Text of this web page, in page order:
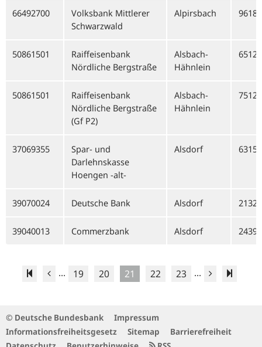
66492700
Volksbank Mittlerer
Schwarzwald
Alpirsbach 96186
50861501
Raiffeisenbank
Nördliche Bergstraße
Alsbach-
Hähnlein
65128
50861501
Raiffeisenbank
Nördliche Bergstraße
(Gf P2)
Alsbach-
Hähnlein
75128
37069355
Spar- und
Darlehnskasse
Hoengen -alt-
Alsdorf 63159
39070024 Deutsche Bank Alsdorf 21320
39040013 Commerzbank Alsdorf 24390
... 19 20 21 22 23 ...
© Deutsche Bundesbank
Impressum
Informationsfreiheitsgesetz
Sitemap
Barrierefreiheit